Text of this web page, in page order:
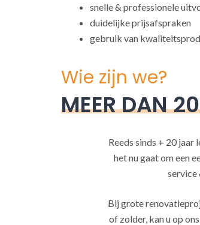
snelle & professionele
duidelijke prijsafspraken
gebruik van
Wie zijn we?
MEER DAN
Reeds sinds + 20
het nu gaat om een
service
Bij grote
of zolder, kan u op